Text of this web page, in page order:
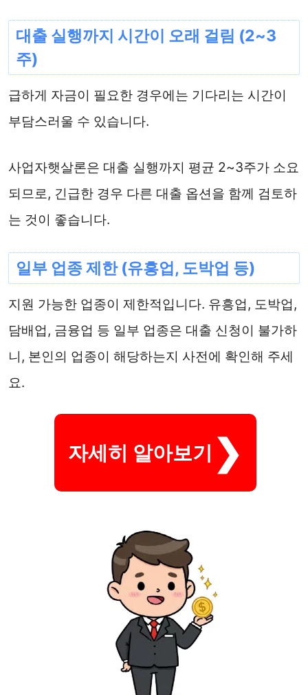
대출 실행까지 시간이 오래 걸림 (2~3
주)
급하게 자금이 필요한 경우에는 기다리는 시간이
부담스러울 수 있습니다.
사업자햇살론은 대출 실행까지 평균 2~3주가 소요
되므로, 긴급한 경우 다른 대출 옵션을 함께 검토하
는 것이 좋습니다.
일부 업종 제한 (유흥업, 도박업 등)
지원 가능한 업종이 제한적입니다. 유흥업, 도박업,
담배업, 금융업 등 일부 업종은 대출 신청이 불가하
니, 본인의 업종이 해당하는지 사전에 확인해 주세
요.
자세히 알아보기